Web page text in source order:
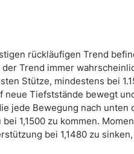
rückläufigen Trend
Trend immer
Stütze, mindestens bei
Tiefststände bewegt
jede Bewegung nach unten
1,1500 zu kommen.
bei 1,1480 zu